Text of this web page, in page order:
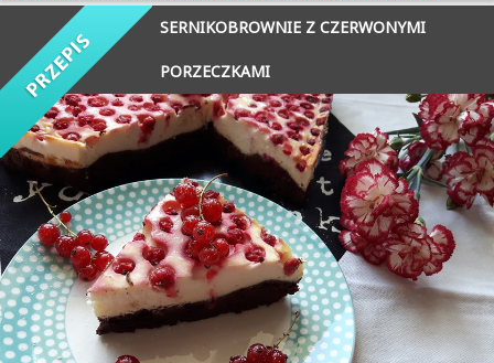
SERNIKOBROWNIE Z CZERWONYMI
PORZECZKAMI